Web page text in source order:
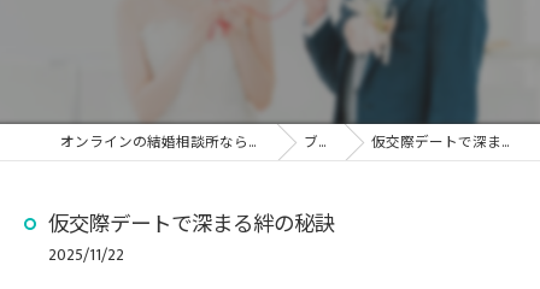
オンラインの結婚相談所なら結婚相談所ユノ ブログ 仮交際デートで深まる絆の秘訣
仮交際デートで深まる絆の秘訣
2025/11/22